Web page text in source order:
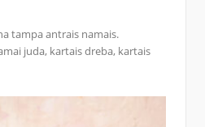
tampa antrais namais.
juda, kartais dreba, kartais